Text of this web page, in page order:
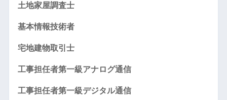
土地家屋調査士
基本情報技術者
宅地建物取引士
工事担任者第一級アナログ通信
工事担任者第一級デジタル通信